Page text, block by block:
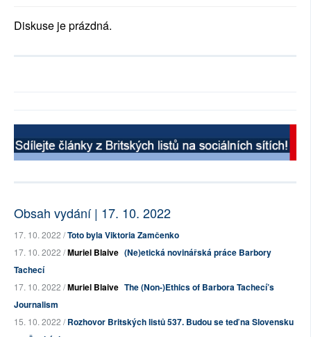
Diskuse je prázdná.
Obsah vydání | 17. 10. 2022
17. 10. 2022 /Toto byla Viktoria Zamčenko
17. 10. 2022 /Muriel Blaive (Ne)etická novinářská práce Barbory
Tachecí
17. 10. 2022 /Muriel Blaive The (Non-)Ethics of Barbora Tachecí’s
Journalism
15. 10. 2022 /Rozhovor Britských listů 537. Budou se teď na Slovensku